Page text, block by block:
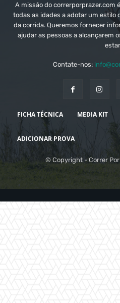
A missão do correrporprazer.com
todas as idades a adotar um estilo
da corrida. Queremos fornecer
ajudar as pessoas a alcançarem
Contate-nos:
FICHA TÉCNICA MEDIA KIT
ADICIONAR PROVA
© Copyright - Correr